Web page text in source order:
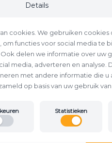
Details
cookies. We gebruiken cookies
functies voor social media te
delen we informatie over uw
media, adverteren en analyse.
met andere informatie die u
op basis van uw gebruik van
Statistieken